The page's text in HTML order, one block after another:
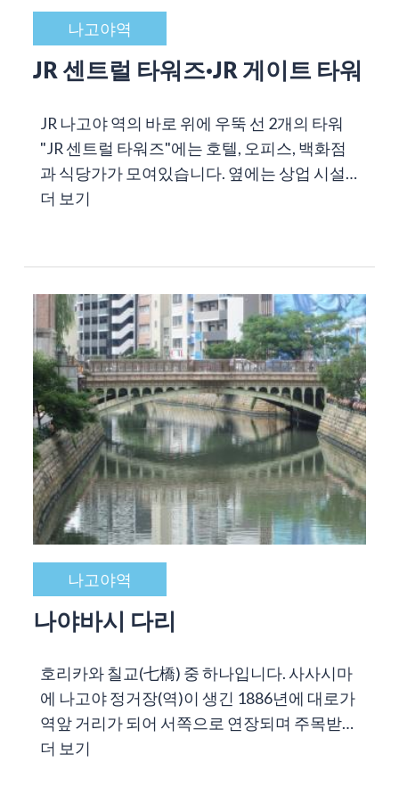
나고야역
JR 센트럴 타워즈·JR 게이트 타워
JR 나고야 역의 바로 위에 우뚝 선 2개의 타워
"JR 센트럴 타워즈"에는 호텔, 오피스, 백화점
과 식당가가 모여있습니다. 옆에는 상업 시설…
더 보기
나고야역
나야바시 다리
호리카와 칠교(七橋) 중 하나입니다. 사사시마
에 나고야 정거장(역)이 생긴 1886년에 대로가
역앞 거리가 되어 서쪽으로 연장되며 주목받…
더 보기